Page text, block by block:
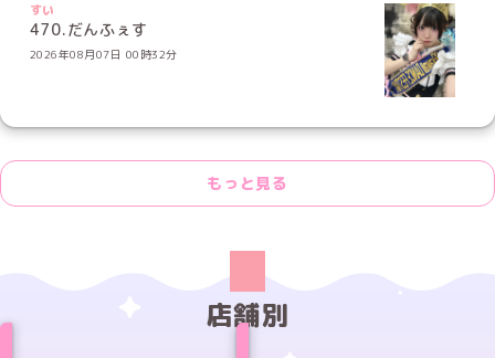
すい
470.だんふぇす
2026年08月07日 00時32分
もっと見る
店舗別